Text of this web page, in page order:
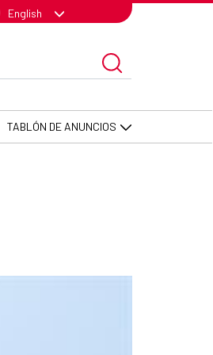
English
TABLÓN DE ANUNCIOS